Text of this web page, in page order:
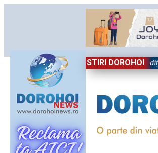
STIRI DOROHOI
în Sărbătoare!” – trei zile dedicate tradițiilor,